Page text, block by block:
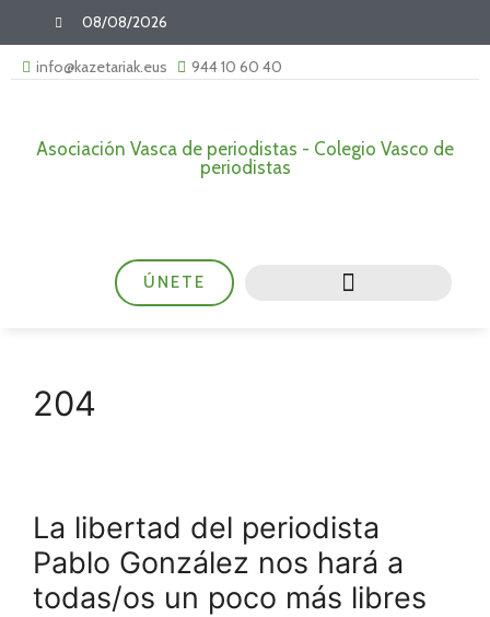
08/08/2026
info@kazetariak.eus 944 10 60 40
Asociación Vasca de periodistas - Colegio Vasco de
periodistas
ÚNETE
204
La libertad del periodista
Pablo González nos hará a
todas/os un poco más libres